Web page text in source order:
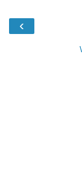
‹